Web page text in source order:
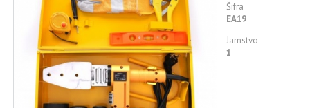
Šifra
EA19
Jamstvo
1